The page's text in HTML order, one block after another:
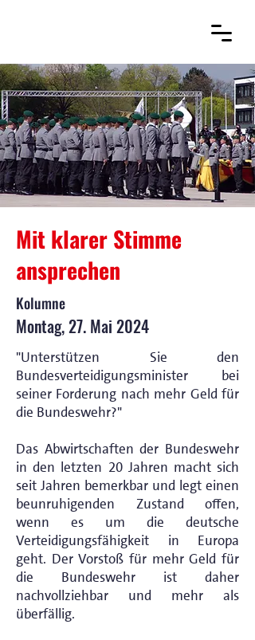
Mit klarer Stimme
ansprechen
Kolumne
Montag, 27. Mai 2024
"Unterstützen Sie den
Bundesverteidigungsminister bei
seiner Forderung nach mehr Geld für
die Bundeswehr?"
Das Abwirtschaften der Bundeswehr
in den letzten 20 Jahren macht sich
seit Jahren bemerkbar und legt einen
beunruhigenden Zustand offen,
wenn es um die deutsche
Verteidigungsfähigkeit in Europa
geht. Der Vorstoß für mehr Geld für
die Bundeswehr ist daher
nachvollziehbar und mehr als
überfällig.